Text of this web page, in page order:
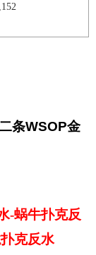
-蜗牛扑克反
克反水